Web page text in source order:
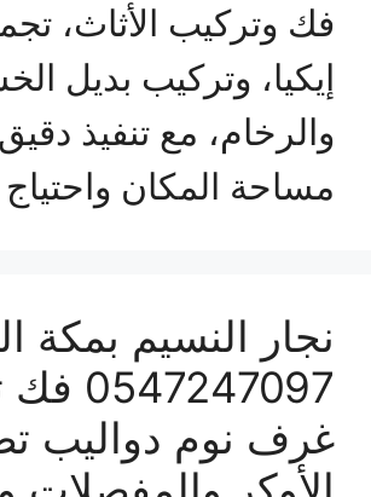
فك وتركيب الأثاث،
إيكيا، وتركيب بديل
والرخام، مع تنفيذ
مساحة المكان واحتياج
نجار النسيم بمكة
غرف نوم دواليب